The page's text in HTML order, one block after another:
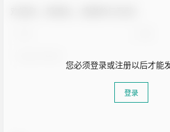
您必须登录或注册以后才能
登录